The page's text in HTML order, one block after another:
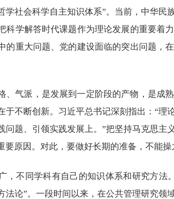
学社会科学自主知识体系”。当前，中华
科学解答时代课题作为理论发展的重要着
的重大问题、党的建设面临的突出问题，
、气派，是发展到一定阶段的产物，是成
于不断创新。习近平总书记深刻指出：“
问题、引领实践发展上。”把坚持马克思
原因。对此，要做好长期的准备，不能操
，不同学科有自己的知识体系和研究方
法论”。一段时间以来，在公共管理研究